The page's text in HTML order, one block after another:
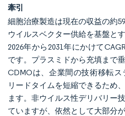
牽引
細胞治療製造は現在の収益の約
ウイルスベクター供給を基盤と
2026年から2031年にかけて
です。プラスミドから充填まで
CDMOは、企業間の技術移転
リードタイムを短縮できるため
ます。非ウイルス性デリバリー
ていますが、依然として大部分